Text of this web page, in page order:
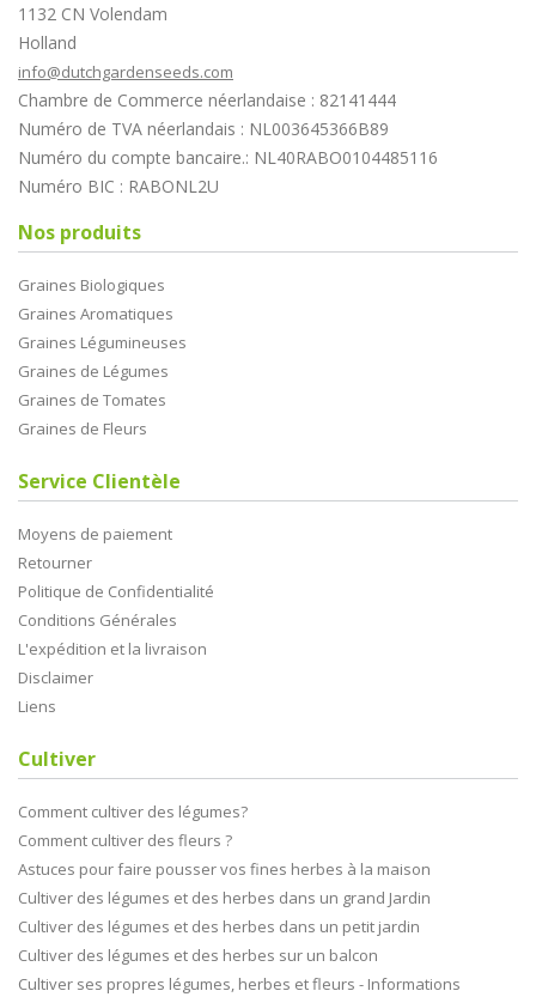
1132 CN Volendam
Holland
info@dutchgardenseeds.com
Chambre de Commerce néerlandaise : 82141444
Numéro de TVA néerlandais : NL003645366B89
Numéro du compte bancaire.: NL40RABO0104485116
Numéro BIC : RABONL2U
Nos produits
Graines Biologiques
Graines Aromatiques
Graines Légumineuses
Graines de Légumes
Graines de Tomates
Graines de Fleurs
Service Clientèle
Moyens de paiement
Retourner
Politique de Confidentialité
Conditions Générales
L'expédition et la livraison
Disclaimer
Liens
Cultiver
Comment cultiver des légumes?
Comment cultiver des fleurs ?
Astuces pour faire pousser vos fines herbes à la maison
Cultiver des légumes et des herbes dans un grand Jardin
Cultiver des légumes et des herbes dans un petit jardin
Cultiver des légumes et des herbes sur un balcon
Cultiver ses propres légumes, herbes et fleurs - Informations